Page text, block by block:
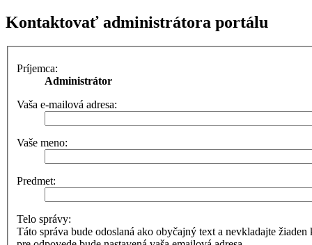
Kontaktovať administrátora portálu
Príjemca:
Administrátor
Vaša e-mailová adresa:
Vaše meno:
Predmet:
Telo správy:
Táto správa bude odoslaná ako obyčajný text a nevkladajte